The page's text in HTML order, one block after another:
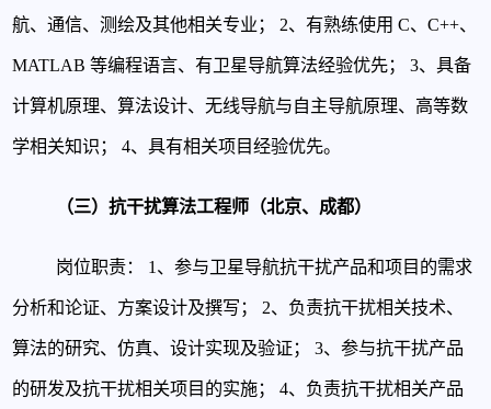
航、通信、测绘及其他相关专业；2、有熟练使用 C、C++、
MATLAB 等编程语言、有卫星导航算法经验优先；3、具备
计算机原理、算法设计、无线导航与自主导航原理、高等数
学相关知识；4、具有相关项目经验优先。
（三）抗干扰算法工程师（北京、成都）
岗位职责： 1、参与卫星导航抗干扰产品和项目的需求
分析和论证、方案设计及撰写；2、负责抗干扰相关技术、
算法的研究、仿真、设计实现及验证；3、参与抗干扰产品
的研发及抗干扰相关项目的实施；4、负责抗干扰相关产品